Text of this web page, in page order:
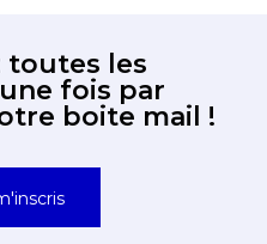
toutes les
fois par
boite mail !